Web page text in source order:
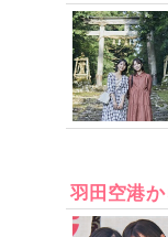
羽田空港か